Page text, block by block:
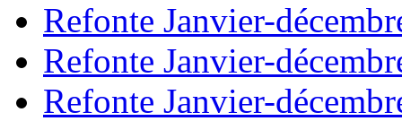
Refonte Janvier-
Refonte Janvier-
Refonte Janvier-